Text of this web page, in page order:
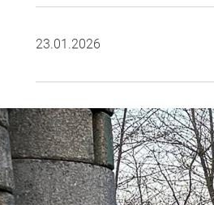
23.01.2026